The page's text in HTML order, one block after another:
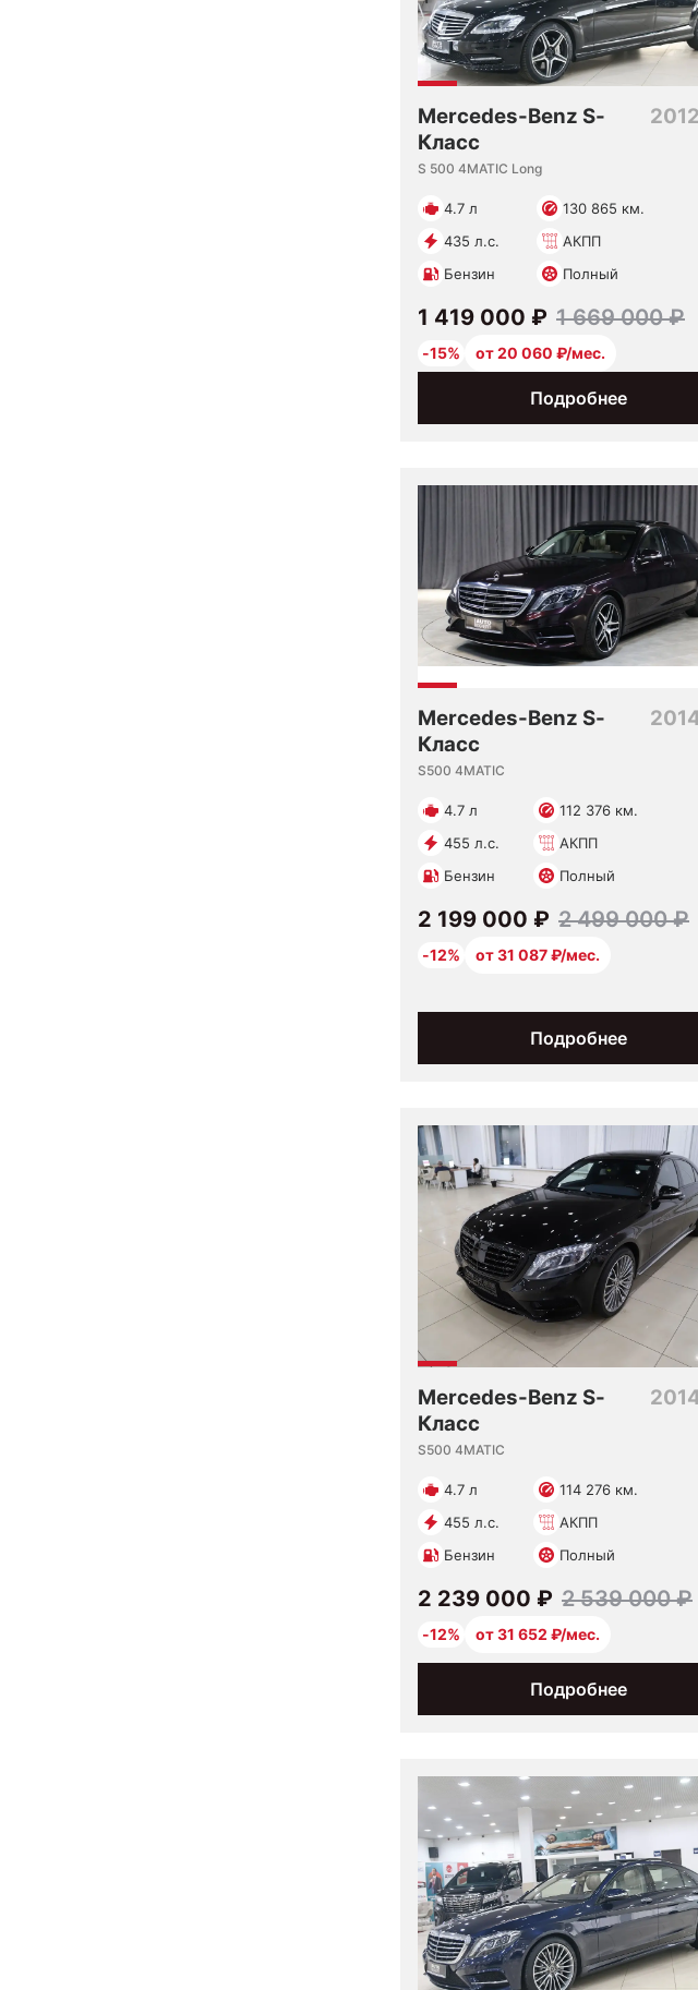
Mercedes-Benz S-
Класс
2012
S 500 4MATIC Long
4.7 л
130 865 км.
435 л.с.
АКПП
Бензин
Полный
Подробнее
1 419 000 ₽ 1 669 000 ₽
-15% от 20 060 ₽/мес.
Mercedes-Benz S-
Класс
S500 4MATIC
4.7 л
112 376 км.
455 л.с.
АКПП
Бензин
Полный
Подробнее
2 199 000 ₽ 2 499 000 ₽
-12% от 31 087 ₽/мес.
Mercedes-Benz S-
Класс
S500 4MATIC
4.7 л
114 276 км.
455 л.с.
АКПП
Бензин
Полный
Подробнее
2 239 000 ₽ 2 539 000 ₽
-12% от 31 652 ₽/мес.